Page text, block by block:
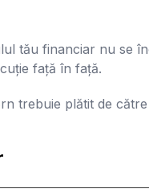
tău financiar nu se
față în față.
trebuie plătit de